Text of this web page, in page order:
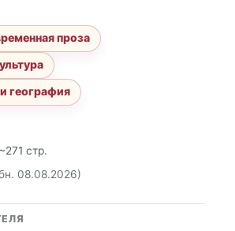
стр.
08.08.2026)
проза
география